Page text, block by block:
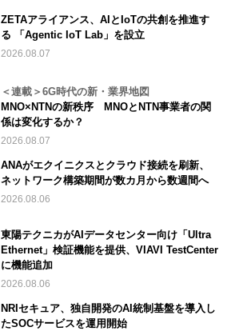
ZETAアライアンス、AIとIoTの共創を推進す
る 「Agentic IoT Lab」を設立
2026.08.07
＜連載＞6G時代の新・業界地図
MNO×NTNの新秩序 MNOとNTN事業者の関
係は変化するか？
2026.08.07
ANAがエクイニクスとクラウド接続を刷新、
ネットワーク構築期間が数カ月から数週間へ
2026.08.06
東陽テクニカがAIデータセンター向け「Ultra
Ethernet」検証機能を提供、VIAVI TestCenter
に機能追加
2026.08.06
NRIセキュア、独自開発のAI統制基盤を導入し
たSOCサービスを運用開始